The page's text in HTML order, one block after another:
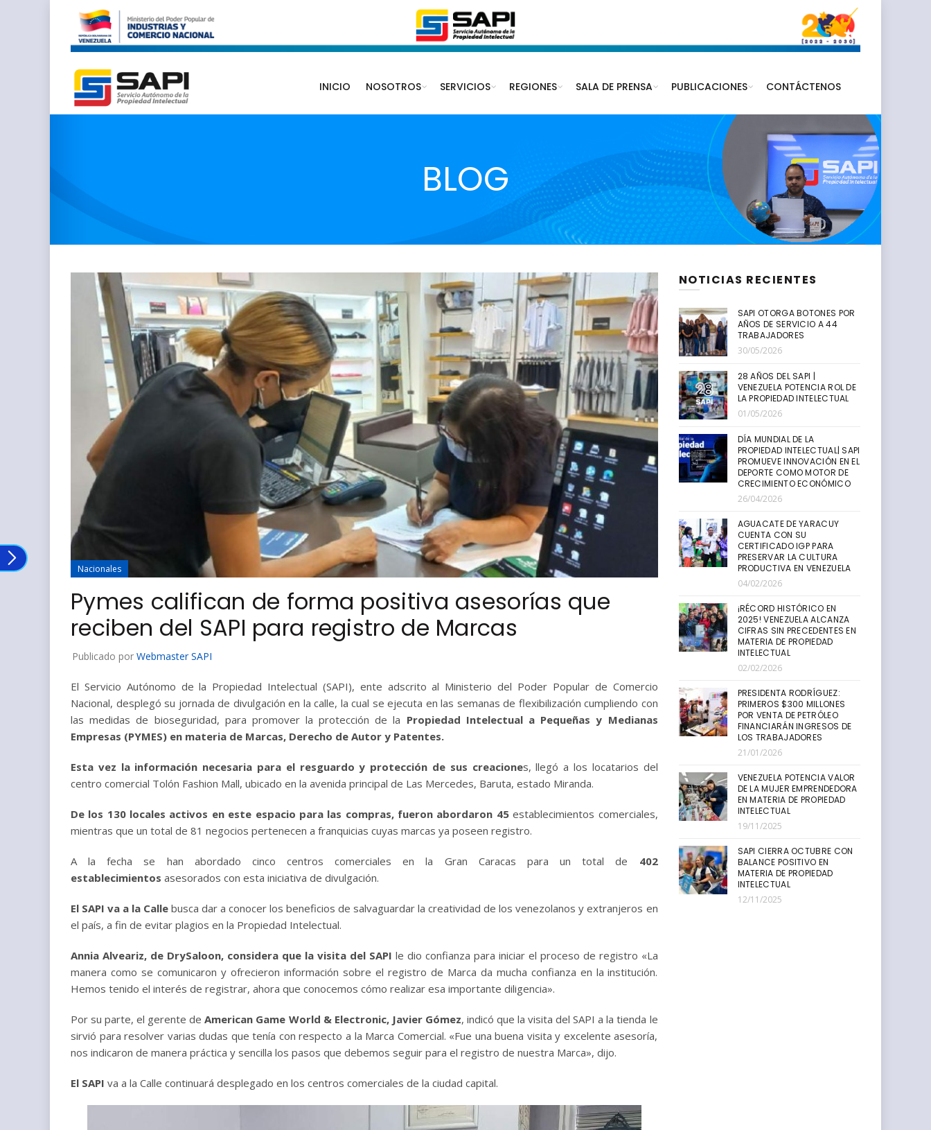
INICIO NOSOTROS SERVICIOS REGIONES SALA DE PRENSA PUBLICACIONES CONTÁCTENOS
BLOG
Nacionales
Pymes califican de forma positiva asesorías que
reciben del SAPI para registro de Marcas
Publicado por Webmaster SAPI
El Servicio Autónomo de la Propiedad Intelectual (SAPI), ente adscrito al Ministerio del Poder Popular de Comercio
Nacional, desplegó su jornada de divulgación en la calle, la cual se ejecuta en las semanas de flexibilización cumpliendo con
las medidas de bioseguridad, para promover la protección de la Propiedad Intelectual a Pequeñas y Medianas
Empresas (PYMES) en materia de Marcas, Derecho de Autor y Patentes.
Esta vez la información necesaria para el resguardo y protección de sus creaciones, llegó a los locatarios del
centro comercial Tolón Fashion Mall, ubicado en la avenida principal de Las Mercedes, Baruta, estado Miranda.
De los 130 locales activos en este espacio para las compras, fueron abordaron 45establecimientos comerciales,
mientras que un total de 81 negocios pertenecen a franquicias cuyas marcas ya poseen registro.
A la fecha se han abordado cinco centros comerciales en la Gran Caracas para un total de 402
establecimientos asesorados con esta iniciativa de divulgación.
El SAPI va a la Calle busca dar a conocer los beneficios de salvaguardar la creatividad de los venezolanos y extranjeros en
el país, a fin de evitar plagios en la Propiedad Intelectual.
Annia Alveariz, de DrySaloon, considera que la visita del SAPI le dio confianza para iniciar el proceso de registro «La
manera como se comunicaron y ofrecieron información sobre el registro de Marca da mucha confianza en la institución.
Hemos tenido el interés de registrar, ahora que conocemos cómo realizar esa importante diligencia».
Por su parte, el gerente deAmerican Game World & Electronic, Javier Gómez, indicó que la visita del SAPI a la tienda le
sirvió para resolver varias dudas que tenía con respecto a la Marca Comercial. «Fue una buena visita y excelente asesoría,
nos indicaron de manera práctica y sencilla los pasos que debemos seguir para el registro de nuestra Marca», dijo.
El SAPI va a la Calle continuará desplegado en los centros comerciales de la ciudad capital.
NOTICIAS RECIENTES
SAPI OTORGA BOTONES POR
AÑOS DE SERVICIO A 44
TRABAJADORES
30/05/2026
28 AÑOS DEL SAPI |
VENEZUELA POTENCIA ROL DE
LA PROPIEDAD INTELECTUAL
01/05/2026
DÍA MUNDIAL DE LA
PROPIEDAD INTELECTUAL| SAPI
PROMUEVE INNOVACIÓN EN EL
DEPORTE COMO MOTOR DE
CRECIMIENTO ECONÓMICO
26/04/2026
AGUACATE DE YARACUY
CUENTA CON SU
CERTIFICADO IGP PARA
PRESERVAR LA CULTURA
PRODUCTIVA EN VENEZUELA
04/02/2026
¡RÉCORD HISTÓRICO EN
2025! VENEZUELA ALCANZA
CIFRAS SIN PRECEDENTES EN
MATERIA DE PROPIEDAD
INTELECTUAL
02/02/2026
PRESIDENTA RODRÍGUEZ:
PRIMEROS $300 MILLONES
POR VENTA DE PETRÓLEO
FINANCIARÁN INGRESOS DE
LOS TRABAJADORES
21/01/2026
VENEZUELA POTENCIA VALOR
DE LA MUJER EMPRENDEDORA
EN MATERIA DE PROPIEDAD
INTELECTUAL
19/11/2025
SAPI CIERRA OCTUBRE CON
BALANCE POSITIVO EN
MATERIA DE PROPIEDAD
INTELECTUAL
12/11/2025